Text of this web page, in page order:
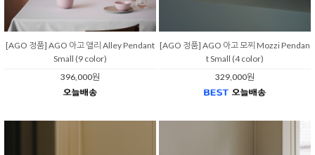
[AGO 정품] AGO 아고 앨리 Alley Pendant
Small (9 color)
396,000원
[AGO 정품] AGO 아고 모찌 Mozzi Pendan
t Small (4 color)
329,000원